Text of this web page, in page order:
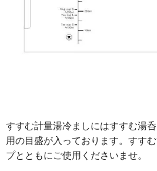
すすむ計量湯冷ましにはすすむ湯
用の目盛が入っております。すす
プとともにご使用くださいませ。